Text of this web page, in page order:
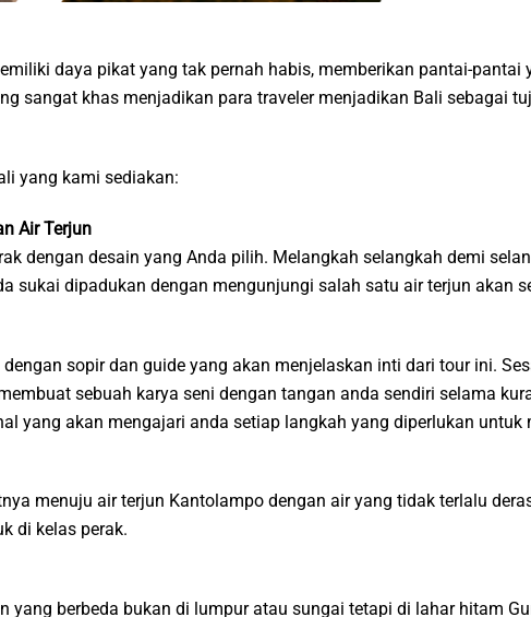
daya pikat yang tak pernah habis, memberikan pantai-pantai
sangat khas menjadikan para traveler menjadikan Bali sebagai
yang kami sediakan:
Air Terjun
dengan desain yang Anda pilih. Melangkah selangkah demi
sukai dipadukan dengan mengunjungi salah satu air terjun akan
sopir dan guide yang akan menjelaskan inti dari tour ini.
sebuah karya seni dengan tangan anda sendiri selama
yang akan mengajari anda setiap langkah yang diperlukan untuk
menuju air terjun Kantolampo dengan air yang tidak terlalu
di kelas perak.
yang berbeda bukan di lumpur atau sungai tetapi di lahar hitam